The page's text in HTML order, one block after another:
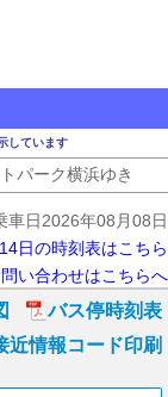
しています
パーク横浜ゆき
車日2026年08月08日
日の時刻表はこちら
い合わせはこちらへ
バス停時刻表
近情報コード印刷